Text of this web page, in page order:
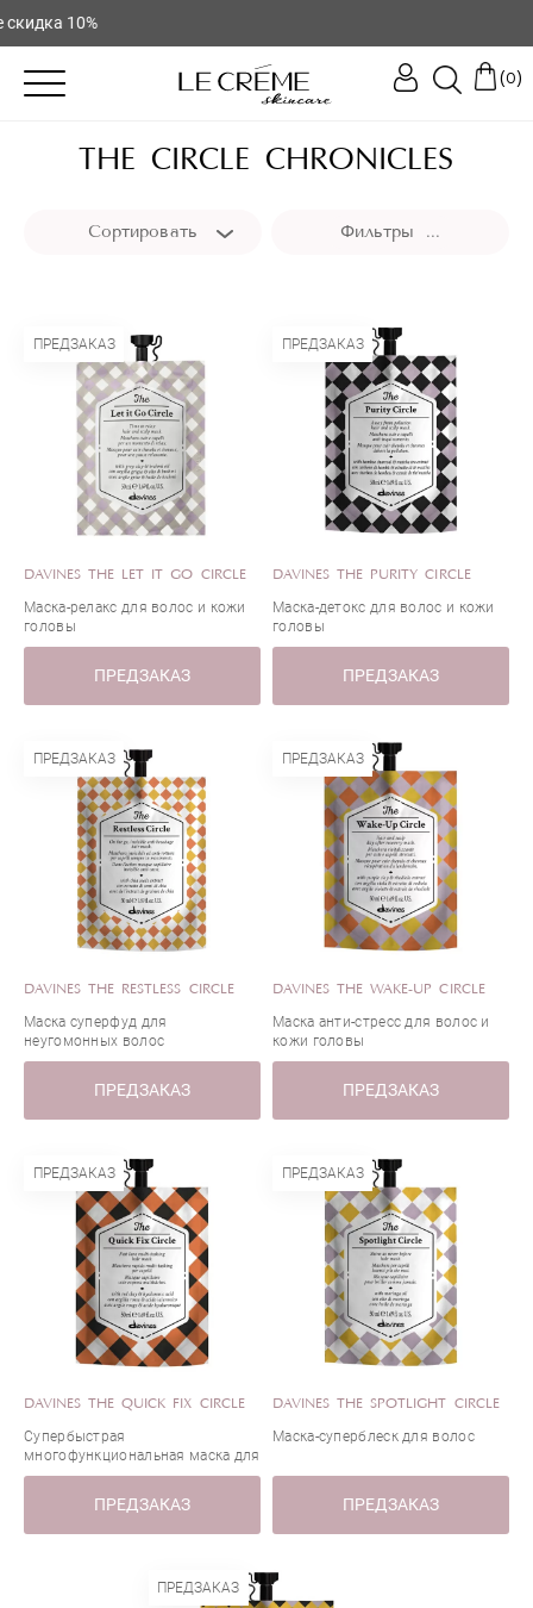
10%
(0)
THE CIRCLE CHRONICLES
Сортировать Фильтры ...
ПРЕДЗАКАЗ
DAVINES THE LET IT GO CIRCLE
Маска-релакс для волос и кожи
головы
ПРЕДЗАКАЗ
ПРЕДЗАКАЗ
DAVINES THE PURITY CIRCLE
Маска-детокс для волос и кожи
головы
ПРЕДЗАКАЗ
ПРЕДЗАКАЗ
DAVINES THE RESTLESS CIRCLE
Маска суперфуд для
неугомонных волос
ПРЕДЗАКАЗ
ПРЕДЗАКАЗ
DAVINES THE WAKE-UP CIRCLE
Маска анти-стресс для волос и
кожи головы
ПРЕДЗАКАЗ
ПРЕДЗАКАЗ
DAVINES THE QUICK FIX CIRCLE
Супербыстрая
многофункциональная маска для
волос
ПРЕДЗАКАЗ
ПРЕДЗАКАЗ
DAVINES THE SPOTLIGHT CIRCLE
Маска-суперблеск для волос
ПРЕДЗАКАЗ
ПРЕДЗАКАЗ